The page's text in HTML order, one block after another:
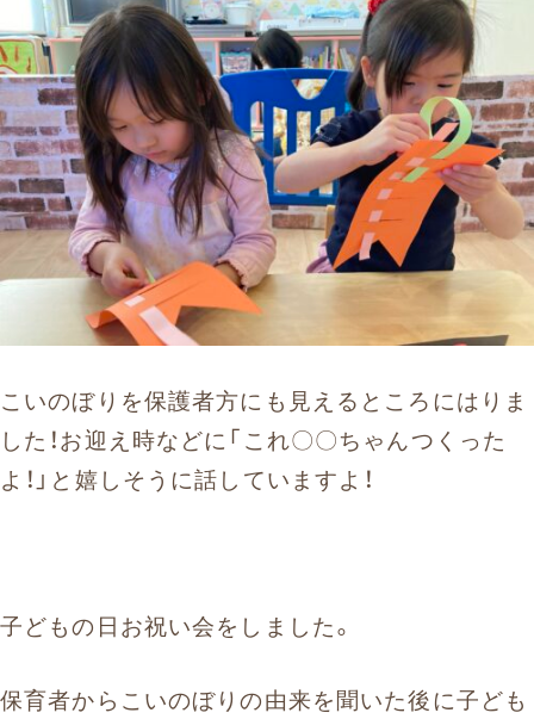
こいのぼりを保護者方にも見えるところにはりま
した！お迎え時などに「これ〇〇ちゃんつくった
よ！」と嬉しそうに話していますよ！
子どもの日お祝い会をしました。
保育者からこいのぼりの由来を聞いた後に子ども